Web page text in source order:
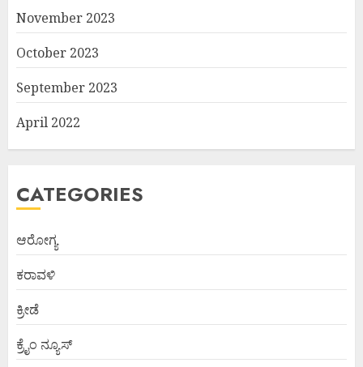
November 2023
October 2023
September 2023
April 2022
CATEGORIES
ಆರೋಗ್ಯ
ಕರಾವಳಿ
ಕ್ರೀಡೆ
ಕ್ರೈಂ ನ್ಯೂಸ್